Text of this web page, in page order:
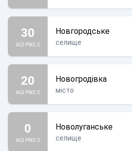
30
AQI PM2.5
Новгородське
селище
20
AQI PM2.5
Новогродівка
місто
0
AQI PM2.5
Новолуганське
селище